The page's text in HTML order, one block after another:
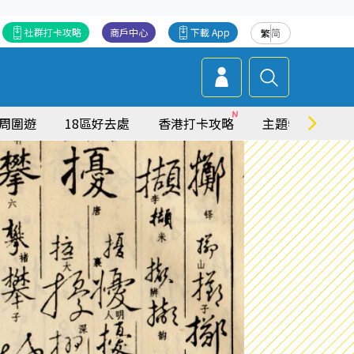
繁简
下載 App
商戶中心
社群打卡攻略
圍遊 18區好去處 香港打卡攻略 主題特集